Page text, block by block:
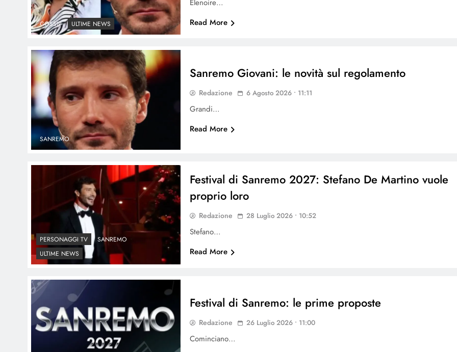
GOSSIP ULTIME NEWS
Elenoire…
Read More
SANREMO
Sanremo Giovani: le novità sul regolamento
Redazione 6 Agosto 2026 • 11:11
Grandi…
Read More
PERSONAGGI TV
SANREMO
ULTIME NEWS
Festival di Sanremo 2027: Stefano De Martino vuole
proprio loro
Redazione 28 Luglio 2026 • 10:52
Stefano…
Read More
Festival di Sanremo: le prime proposte
Redazione 26 Luglio 2026 • 11:00
Cominciano…